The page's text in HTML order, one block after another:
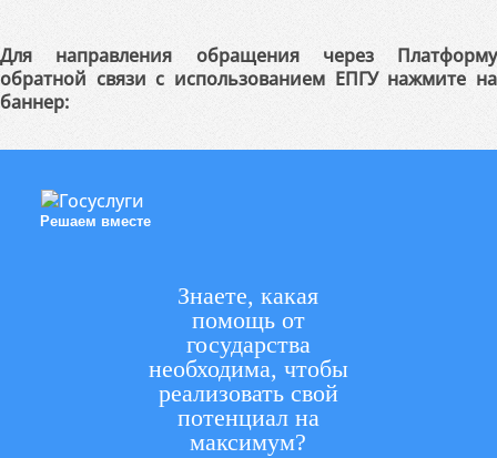
Для направления обращения через Платформу
обратной связи с использованием ЕПГУ нажмите на
баннер:
Решаем вместе
Знаете, какая
помощь от
государства
необходима, чтобы
реализовать свой
потенциал на
максимум?